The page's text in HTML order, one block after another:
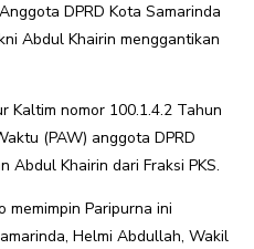
DPRD Kota Samarinda
Abdul Khairin menggantikan
Kaltim nomor 100.1.4.2 Tahun
(PAW) anggota DPRD
Abdul Khairin dari Fraksi PKS.
memimpin Paripurna ini
Helmi Abdullah, Wakil